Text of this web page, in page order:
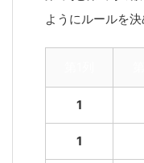
ようにルールを決
1
1